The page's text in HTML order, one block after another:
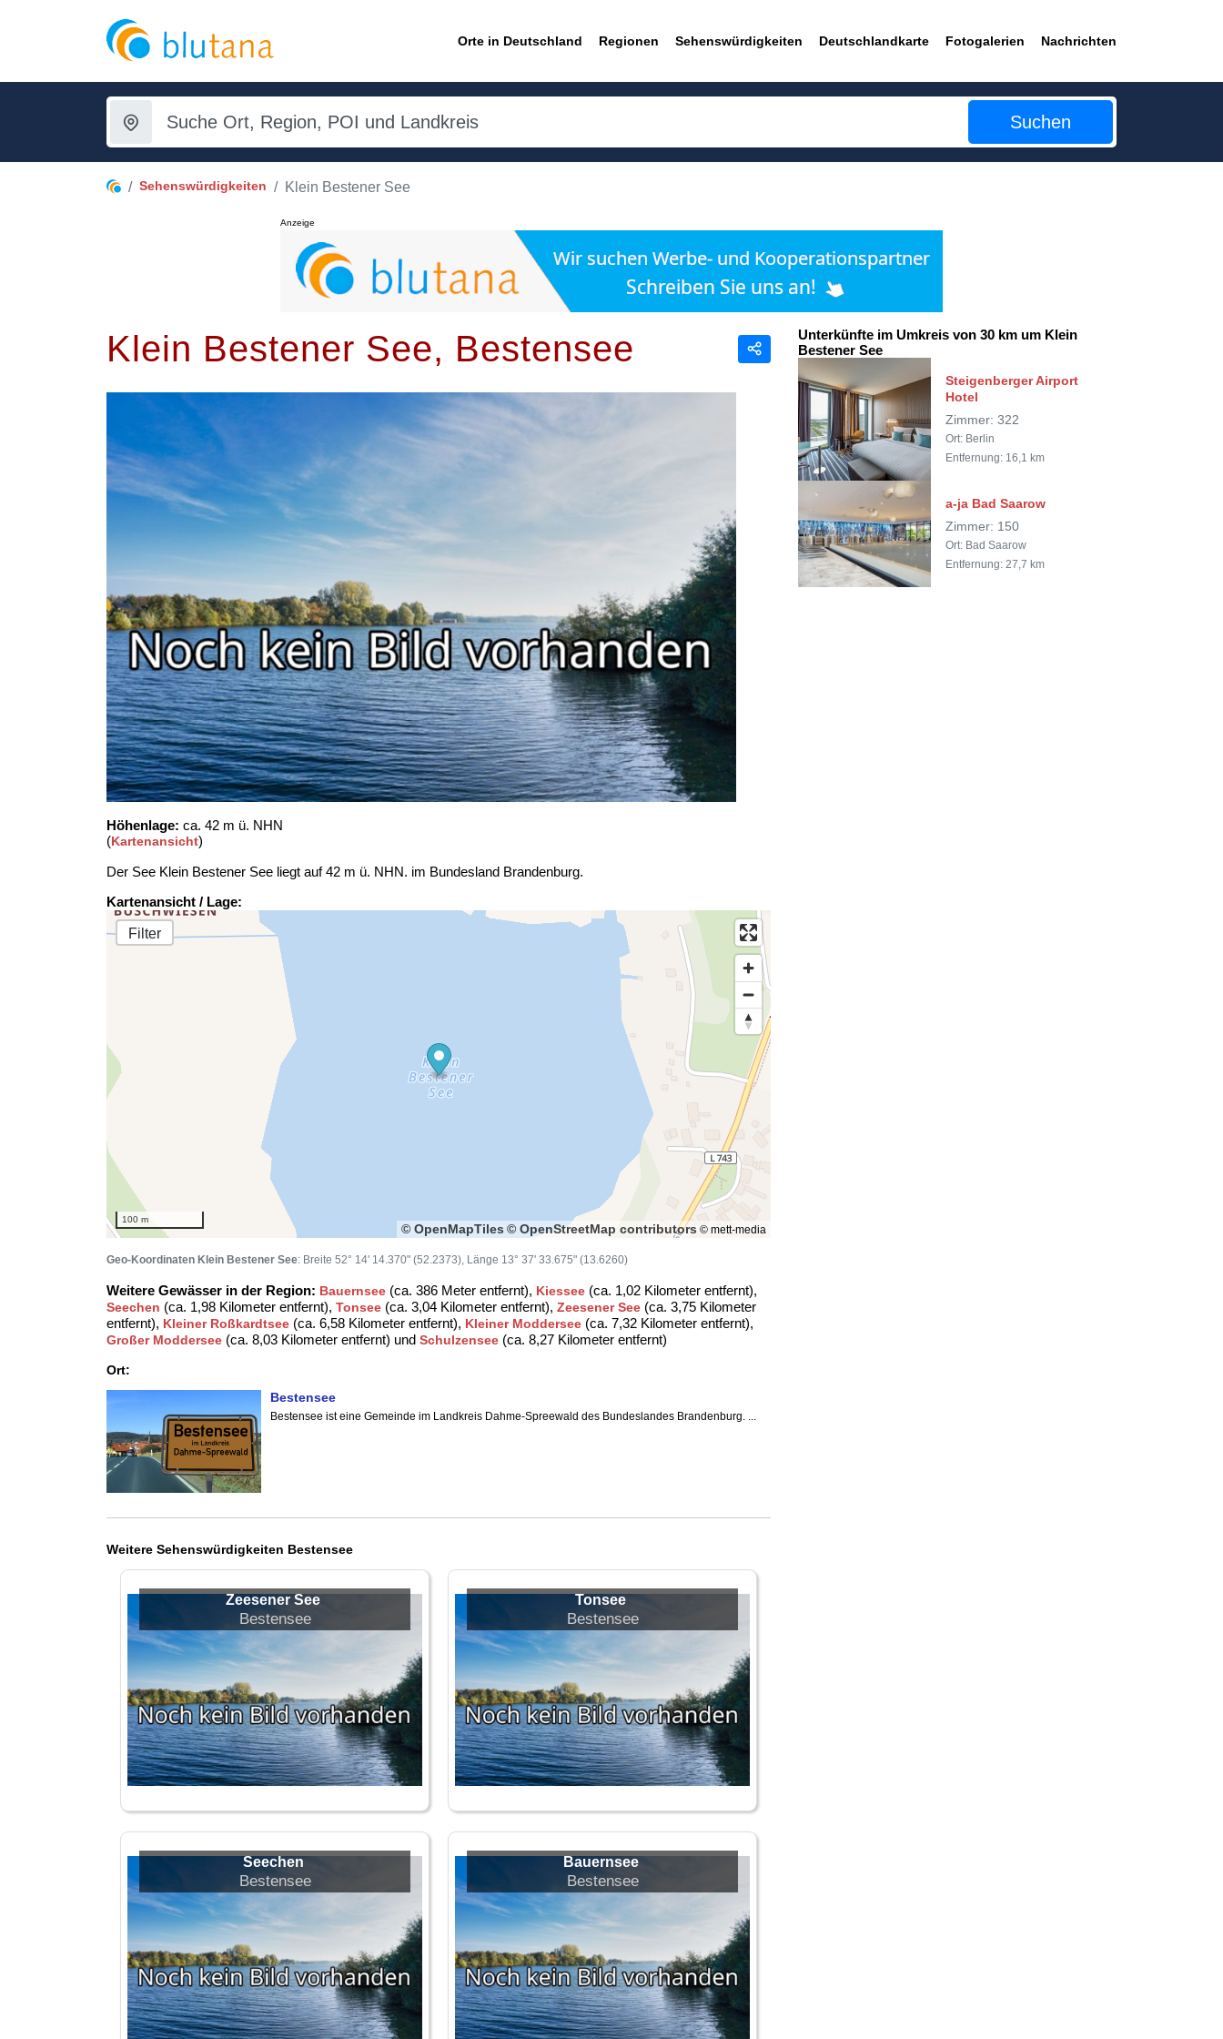
Orte in Deutschland Regionen Sehenswürdigkeiten Deutschlandkarte Fotogalerien Nachrichten
Suchen
Sehenswürdigkeiten Klein Bestener See
Anzeige
Klein Bestener See, Bestensee Teilen
Höhenlage: ca. 42 m ü. NHN
(Kartenansicht)
Der See Klein Bestener See liegt auf 42 m ü. NHN. im Bundesland Brandenburg.
Kartenansicht / Lage:
Filter
100 m
© OpenMapTiles © OpenStreetMap contributors © mett-media
Geo-Koordinaten Klein Bestener See: Breite 52° 14' 14.370" (52.2373), Länge 13° 37' 33.675" (13.6260)
Weitere Gewässer in der Region: Bauernsee (ca. 386 Meter entfernt), Kiessee (ca. 1,02 Kilometer entfernt),
Seechen (ca. 1,98 Kilometer entfernt), Tonsee (ca. 3,04 Kilometer entfernt), Zeesener See (ca. 3,75 Kilometer
entfernt), Kleiner Roßkardtsee (ca. 6,58 Kilometer entfernt), Kleiner Moddersee (ca. 7,32 Kilometer entfernt),
Großer Moddersee (ca. 8,03 Kilometer entfernt) und Schulzensee (ca. 8,27 Kilometer entfernt)
Ort:
Bestensee
Bestensee ist eine Gemeinde im Landkreis Dahme-Spreewald des Bundeslandes Brandenburg. ...
Weitere Sehenswürdigkeiten Bestensee
Zeesener See
Bestensee
Seechen
Bestensee
Tonsee
Bestensee
Bauernsee
Bestensee
Unterkünfte im Umkreis von 30 km um Klein
Bestener See
Steigenberger Airport
Hotel
Zimmer: 322
Ort: Berlin
Entfernung: 16,1 km
a-ja Bad Saarow
Zimmer: 150
Ort: Bad Saarow
Entfernung: 27,7 km